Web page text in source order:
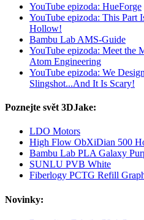
YouTube epizoda: HueForge
YouTube epizoda: This Part
Hollow!
Bambu Lab AMS-Guide
YouTube epizoda: Meet the
Atom Engineering
YouTube epizoda: We
Slingshot...And It Is Scary!
Poznejte svět 3DJake:
LDO Motors
High Flow ObXiDian 500
Bambu Lab PLA Galaxy
SUNLU PVB White
Fiberlogy PCTG Refill
Novinky: